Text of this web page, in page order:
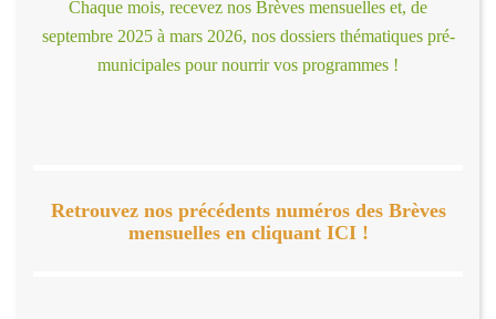
Chaque mois, recevez nos Brèves mensuelles et, de
septembre 2025 à mars 2026, nos dossiers thématiques pré-
municipales pour nourrir vos programmes !
Retrouvez nos précédents numéros des Brèves
mensuelles en cliquant ICI !